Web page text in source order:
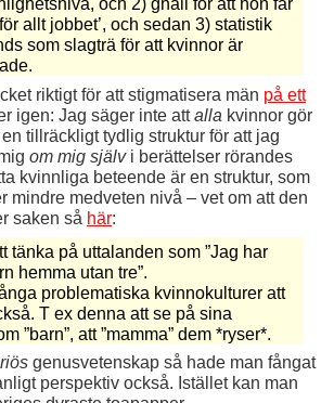
allt jobbet’, och sedan 3) statistik
som slagträ för att kvinnor är
riktigt för att stigmatisera män på ett
igen: Jag säger inte attalla kvinnor gör
tillräckligt tydlig struktur för att jag
om mig självi berättelser rörandes
kvinnliga beteende är en struktur, som
mindre medveten nivå – vet om att den
saken så här:
tänka på uttalanden som ”Jag har
hemma utan tre”.
problematiska kvinnokulturer att
T ex denna att se på sina
”barn”, att ”mamma” dem *ryser*.
genusvetenskap så hade man fångat
perspektiv också. Istället kan man